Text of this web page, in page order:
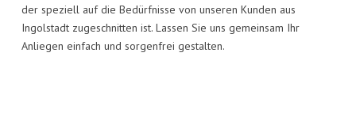
der speziell auf die Bedürfnisse von unseren Kunden aus
Ingolstadt zugeschnitten ist. Lassen Sie uns gemeinsam Ihr
Anliegen einfach und sorgenfrei gestalten.